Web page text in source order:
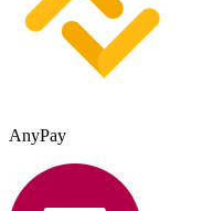
AnyPay